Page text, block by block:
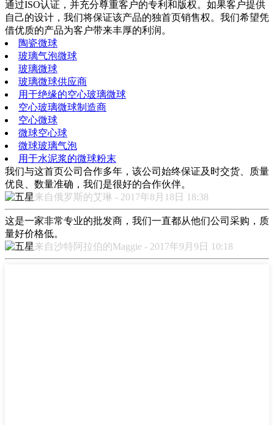
通过ISO认证，并充分尊重客户的专利和版权。如果客户提供
自己的设计，我们将保证该产品的独首页销售权。我们希望凭
借优质的产品为客户带来丰厚的利润。
陶瓷微球
玻璃气泡微球
玻璃微球
玻璃微球供应商
用于绝缘的空心玻璃微球
空心玻璃微球制造商
空心微球
微球空心球
微球玻璃气泡
用于水泥浆的微球粉末
我们与这首页公司合作多年，该公司始终保证及时交货、质量
优良、数量准确，我们是很好的合作伙伴。
来自俄罗斯的艾琳 - 2017年8月18日 18:38
这是一家非常专业的批发商，我们一直都从他们公司采购，质
量好价格低。
来自沙特阿拉伯的Maggie - 2017年9月9日 10:18